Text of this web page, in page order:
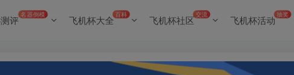
评 名器倒模 飞机杯大全百科 飞机杯社区交流 飞机杯活动抽奖